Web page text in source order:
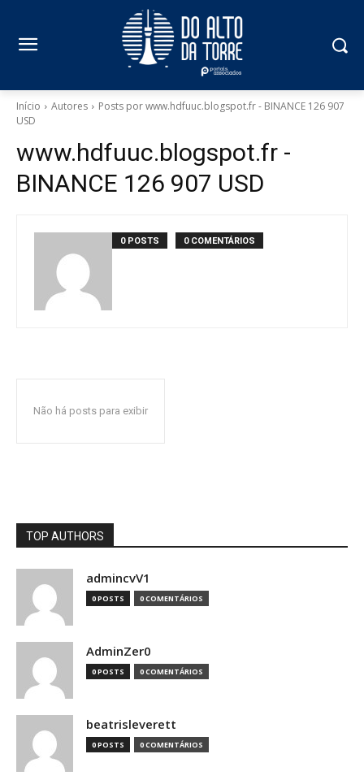
Início Autores
Posts por www.hdfuuc.blogspot.fr - BINANCE 126 907
USD
www.hdfuuc.blogspot.fr -
BINANCE 126 907 USD
0 POSTS 0 COMENTÁRIOS
Não há posts para exibir
TOP AUTHORS
admincvV1
0 POSTS 0 COMENTÁRIOS
AdminZer0
0 POSTS 0 COMENTÁRIOS
beatrisleverett
0 POSTS 0 COMENTÁRIOS